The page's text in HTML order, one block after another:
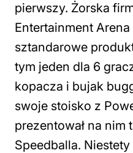
pierwszy. Żorska
Entertainment
sztandarowe
tym jeden dla 6
kopacza i bujak
swoje stoisko z
prezentował na nim
Speedballa.